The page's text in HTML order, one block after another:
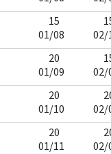
15
01/08
02/
20
01/09
02/
20
01/10
02/
20
01/11
02/